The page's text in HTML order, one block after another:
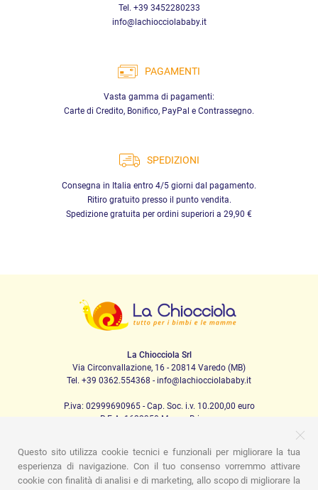
Tel. +39 3452280233
info@lachiocciolababy.it
PAGAMENTI
Vasta gamma di pagamenti:
Carte di Credito, Bonifico, PayPal e Contrassegno.
SPEDIZIONI
Consegna in Italia entro 4/5 giorni dal pagamento.
Ritiro gratuito presso il punto vendita.
Spedizione gratuita per ordini superiori a 29,90 €
La Chiocciola Srl
Via Circonvallazione, 16 - 20814 Varedo (MB)
Tel. +39 0362.554368 - info@lachiocciolababy.it
P.iva: 02999690965 - Cap. Soc. i.v. 10.200,00 euro
R.E.A. 1622350 Monza Brianza
PRODOTTI
Questo sito utilizza cookie tecnici e funzionali per migliorare la tua
esperienza di navigazione. Con il tuo consenso vorremmo attivare
cookie con finalità di analisi e di marketing, allo scopo di migliorare la